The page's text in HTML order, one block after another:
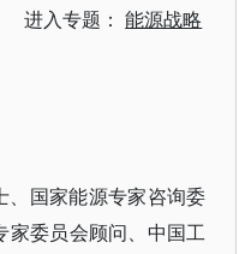
进入专题：能源战略
、国家能源专家咨询委
家委员会顾问、中国工